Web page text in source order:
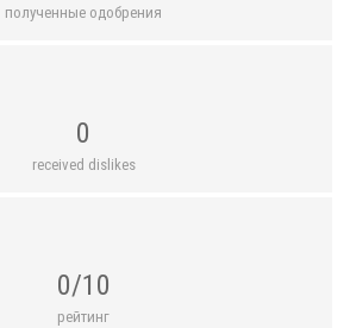
полученные одобрения
0
received dislikes
0/10
рейтинг